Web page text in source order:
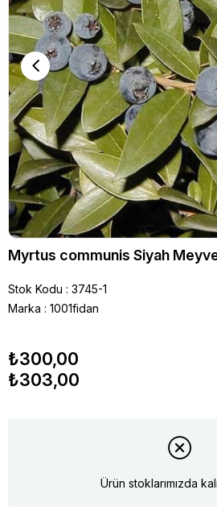
Myrtus communis Siyah
Stok Kodu
3745-1
Marka : 1001fidan
₺300,00
₺303,00
Ürün stoklarımızda